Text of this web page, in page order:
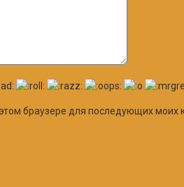
браузере для последующих моих